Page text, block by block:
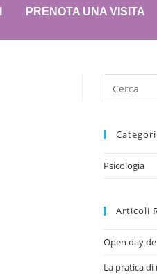
PRENOTA UNA VISITA
Psicologia
Articoli
Open day
La pratica